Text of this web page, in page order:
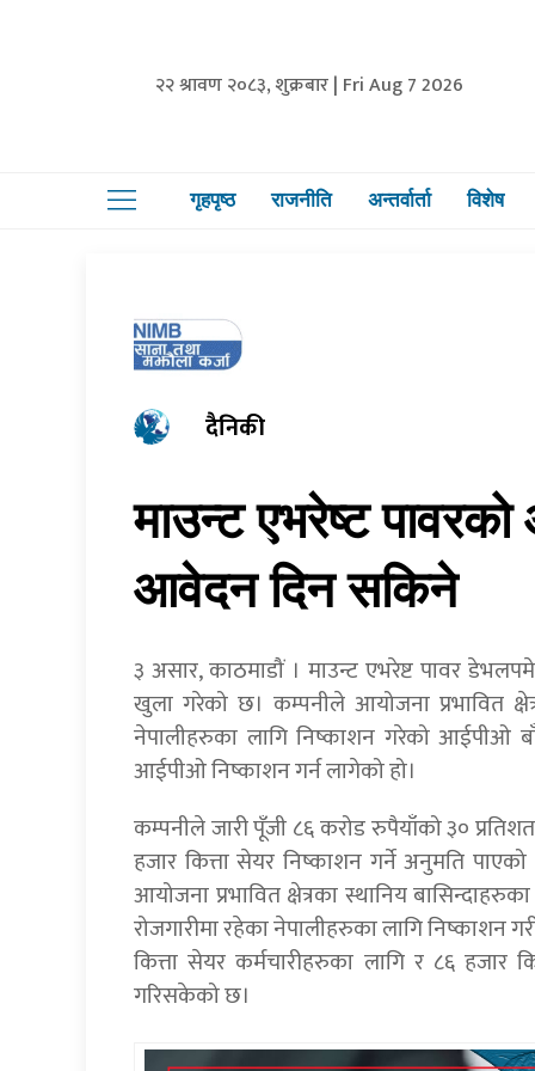
२२ श्रावण २०८३, शुक्रबार | Fri Aug 7 2026
गृहपृष्ठ राजनीति अन्तर्वार्ता विशेष
दैनिकी
माउन्ट एभरेष्ट
आवेदन दिन सकिने
३ असार, काठमाडौं । माउन्ट एभरेष्ट पावर
खुला गरेको छ। कम्पनीले आयोजना प्रभावित
नेपालीहरुका लागि निष्काशन गरेको आईपीओ
आईपीओ निष्काशन गर्न लागेको हो।
कम्पनीले जारी पूँजी ८६ करोड रुपैयाँको ३०
हजार कित्ता सेयर निष्काशन गर्ने अनुमति
आयोजना प्रभावित क्षेत्रका स्थानिय
रोजगारीमा रहेका नेपालीहरुका लागि निष्काशन
कित्ता सेयर कर्मचारीहरुका लागि र ८६ हजार
गरिसकेको छ।